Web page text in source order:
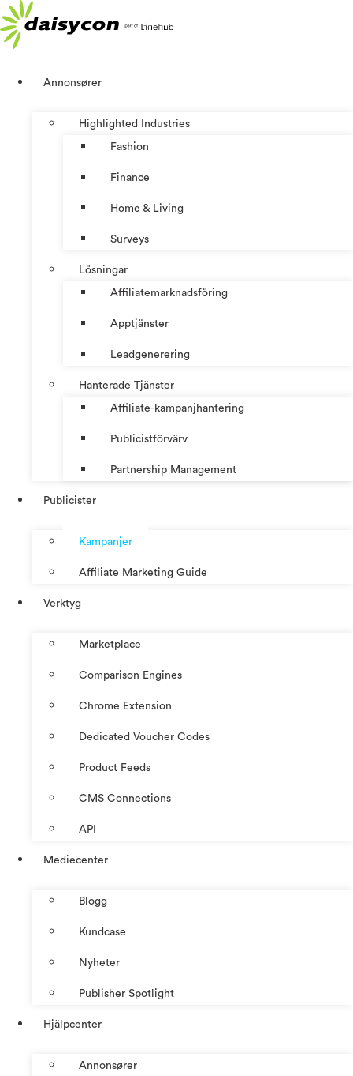
Hoppa
till
innehåll
Annonsører
Highlighted Industries
Fashion
Finance
Home & Living
Surveys
Lösningar
Affiliatemarknadsföring
Apptjänster
Leadgenerering
Hanterade Tjänster
Affiliate-kampanjhantering
Publicistförvärv
Partnership Management
Publicister
Kampanjer
Affiliate Marketing Guide
Verktyg
Marketplace
Comparison Engines
Chrome Extension
Dedicated Voucher Codes
Product Feeds
CMS Connections
API
Mediecenter
Blogg
Kundcase
Nyheter
Publisher Spotlight
Hjälpcenter
Annonsører